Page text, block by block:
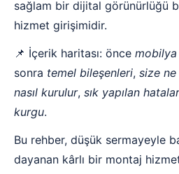
sağlam bir dijital görünürlüğü
hizmet girişimidir.
📌 İçerik haritası: önce
sonra temel bileşenleri, size ne
nasıl kurulur, sık yapılan hatalar
kurgu.
Bu rehber, düşük sermayeyle
dayanan kârlı bir montaj